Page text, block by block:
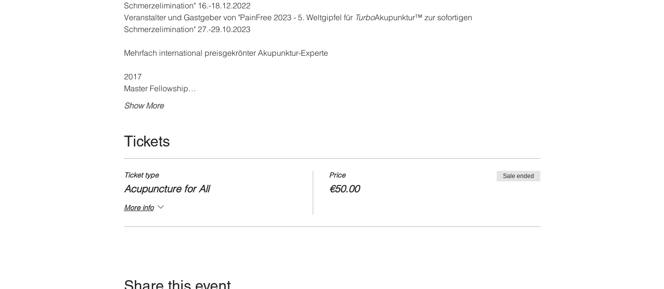
Schmerzelimination" 16.-18.12.2022
Veranstalter und Gastgeber von "PainFree 2023 - 5. Weltgipfel für TurboAkupunktur™ zur sofortigen
Schmerzelimination" 27.-29.10.2023
Mehrfach international preisgekrönter Akupunktur-Experte
2017
Master Fellowship…
Show More
Tickets
Ticket type
Acupuncture for All
More info
Price
€50.00
Sale ended